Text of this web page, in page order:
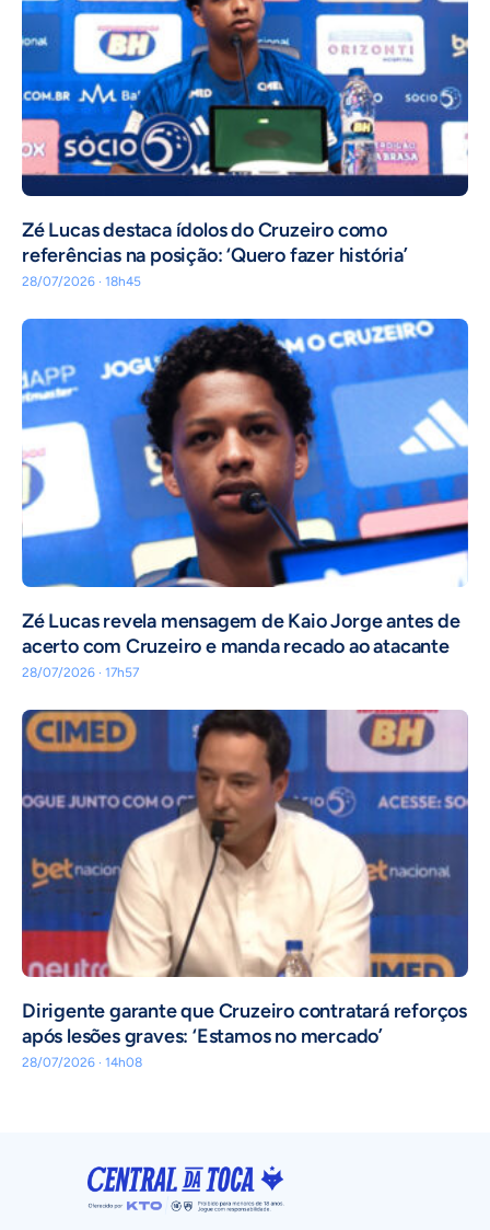
Zé Lucas destaca ídolos do Cruzeiro como
referências na posição: ‘Quero fazer história’
28/07/2026 · 18h45
Zé Lucas revela mensagem de Kaio Jorge antes de
acerto com Cruzeiro e manda recado ao atacante
28/07/2026 · 17h57
Dirigente garante que Cruzeiro contratará reforços
após lesões graves: ‘Estamos no mercado’
28/07/2026 · 14h08